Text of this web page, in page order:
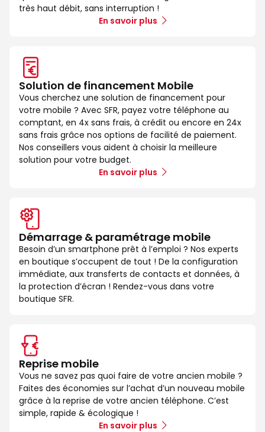
très haut débit, sans interruption !
En savoir plus
Solution de financement Mobile
Vous cherchez une solution de financement pour
votre mobile ? Avec SFR, payez votre téléphone au
comptant, en 4x sans frais, à crédit ou encore en 24x
sans frais grâce nos options de facilité de paiement.
Nos conseillers vous aident à choisir la meilleure
solution pour votre budget.
En savoir plus
Démarrage & paramétrage mobile
Besoin d’un smartphone prêt à l’emploi ? Nos experts
en boutique s’occupent de tout ! De la configuration
immédiate, aux transferts de contacts et données, à
la protection d’écran ! Rendez-vous dans votre
boutique SFR.
Reprise mobile
Vous ne savez pas quoi faire de votre ancien mobile ?
Faites des économies sur l’achat d’un nouveau mobile
grâce à la reprise de votre ancien téléphone. C’est
simple, rapide & écologique !
En savoir plus